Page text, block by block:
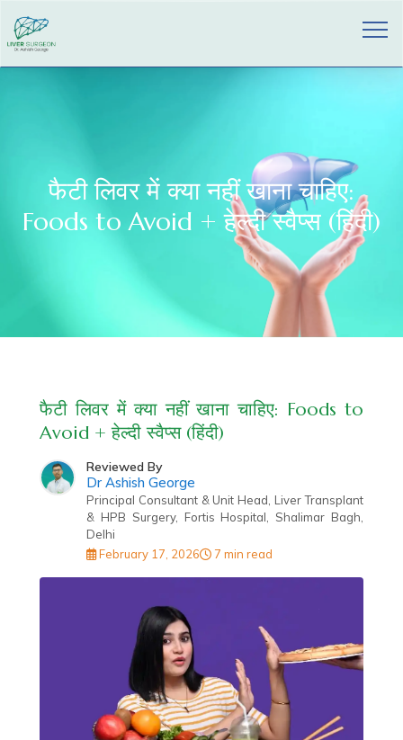
फैटी लिवर में क्या नहीं खाना चाहिए:
Foods to Avoid + हेल्दी स्वैप्स (हिंदी)
फैटी लिवर में क्या नहीं खाना चाहिए: Foods to
Avoid + हेल्दी स्वैप्स (हिंदी)
Reviewed By
Dr Ashish George
Principal Consultant & Unit Head, Liver Transplant
& HPB Surgery, Fortis Hospital, Shalimar Bagh,
Delhi
February 17, 2026
7 min read